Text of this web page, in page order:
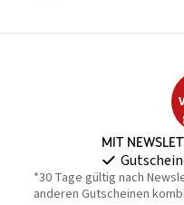
Mit
*30 Tage gültig nach
anderen Gutscheinen